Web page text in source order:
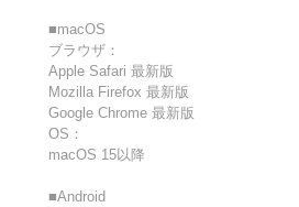
■macOS
ブラウザ：
Apple Safari 最新版
Mozilla Firefox 最新版
Google Chrome 最新版
OS：
macOS 15以降
■Android